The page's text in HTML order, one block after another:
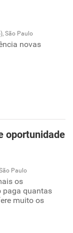
São Paulo
novas
oportunidade
Paulo
os
paga quantas
muito os